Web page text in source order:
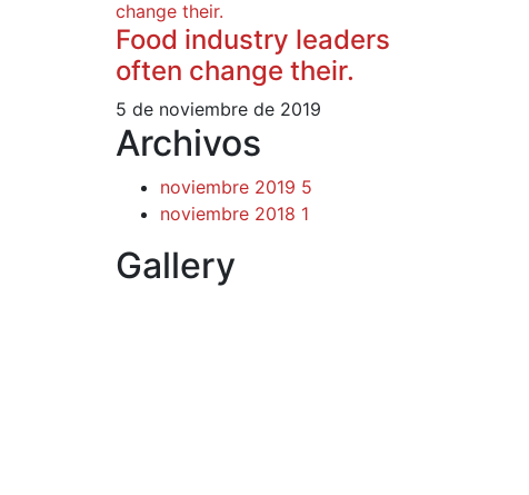
Food industry leaders
often change their.
5 de noviembre de 2019
Archivos
noviembre 2019 5
noviembre 2018 1
Gallery